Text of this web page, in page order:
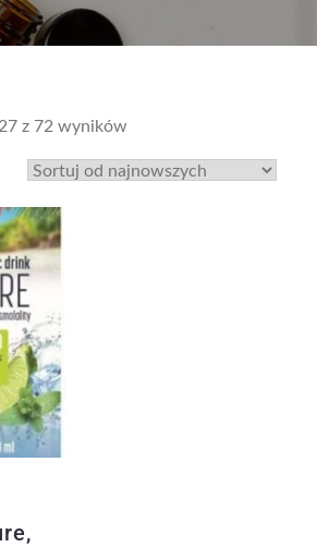
z 72 wyników
by
latest